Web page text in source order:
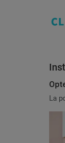
La